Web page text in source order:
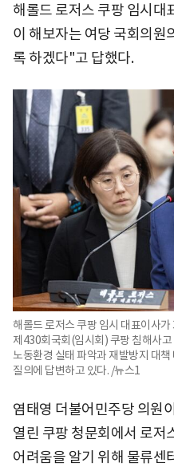
해롤드 로저스 쿠팡 임시대
이 해보자는 여당 국회의원
록 하겠다"고 답했다.
해롤드 로저스 쿠팡 임시 대표이사
제430회국회(임시회) 쿠팡 침해사
노동환경 실태 파악과 재발방지 대
질의에 답변하고 있다. /뉴스1
염태영 더불어민주당 의원
열린 쿠팡 청문회에서 로저
어려움을 알기 위해 물류센